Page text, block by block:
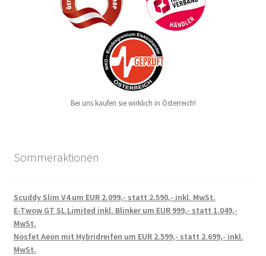
Bei uns kaufen sie wirklich in Österreich!
Sommeraktionen
Scuddy Slim V4 um EUR 2.099,- statt 2.590,- inkl. MwSt.
E-Twow GT SL Limited inkl. Blinker um EUR 999,- statt 1.049,-
MwSt.
Nosfet Aeon mit Hybridreifen um EUR 2.599,- statt 2.699,- inkl.
MwSt.